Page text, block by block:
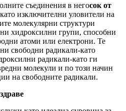
съединения в негосок от
изключителни уловители на
молекулярни структури
хидроксилни групи, способни
атоми или електрони. Те
свободни радикали-като
радикали-като ги
молекули и по този начин
на свободните радикали.